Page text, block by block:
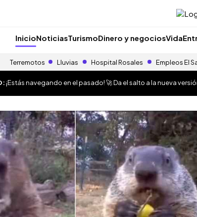
InicioNoticiasTurismoDinero y negociosVida
Terremotos Lluvias Hospital Rosales Empleos El
¡Estás navegando en el pasado! 🚀 Da el salto a la nueva